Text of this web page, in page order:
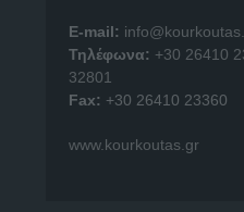
E-mail:
Τηλέφωνα: +30 26410
32801
Fax: +30 26410 23360
www.kourkoutas.gr